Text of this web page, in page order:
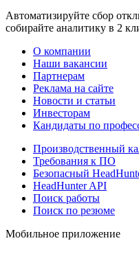
Автоматизируйте сбор
собирайте аналитику в 2
О компании
Наши вакансии
Партнерам
Реклама на сайте
Новости и статьи
Инвесторам
Кандидаты по
Производственный
Требования к ПО
Безопасный
HeadHunter API
Поиск работы
Поиск по резюме
Мобильное приложение